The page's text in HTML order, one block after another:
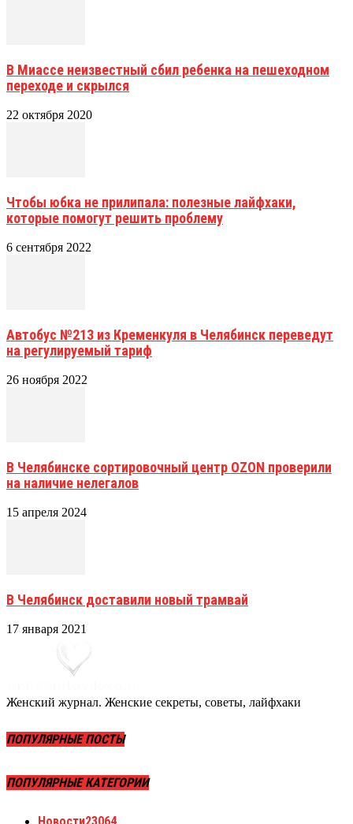
В Миассе неизвестный сбил ребенка на пешеходном
переходе и скрылся
22 октября 2020
Чтобы юбка не прилипала: полезные лайфхаки,
которые помогут решить проблему
6 сентября 2022
Автобус №213 из Кременкуля в Челябинск переведут
на регулируемый тариф
26 ноября 2022
В Челябинске сортировочный центр OZON проверили
на наличие нелегалов
15 апреля 2024
В Челябинск доставили новый трамвай
17 января 2021
Женский журнал. Женские секреты, советы, лайфхаки
ПОПУЛЯРНЫЕ ПОСТЫ
ПОПУЛЯРНЫЕ КАТЕГОРИИ